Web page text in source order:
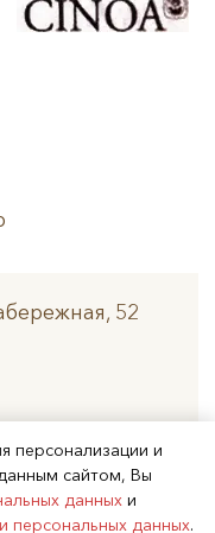
персонализации и
сайтом, Вы
данных и
персональных данных.
52
офертой